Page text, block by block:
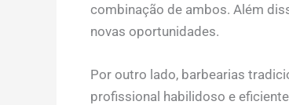
combinação de ambos. Além
novas oportunidades.
Por outro lado, barbearias
profissional habilidoso e